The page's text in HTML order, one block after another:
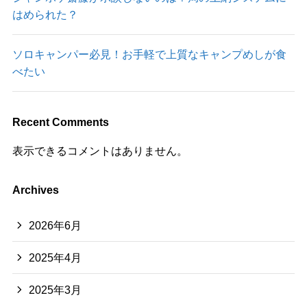
はめられた？
ソロキャンパー必見！お手軽で上質なキャンプめしが食
べたい
Recent Comments
表示できるコメントはありません。
Archives
2026年6月
2025年4月
2025年3月